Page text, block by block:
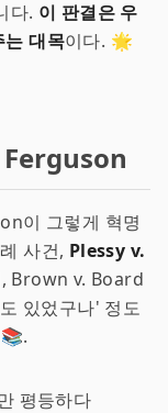
다. 이 판결은 우
는 대목이다. 🌟
Ferguson
이 그렇게 혁명
사건, Plessy v.
, Brown v. Board
있었구나' 정도
평등하다